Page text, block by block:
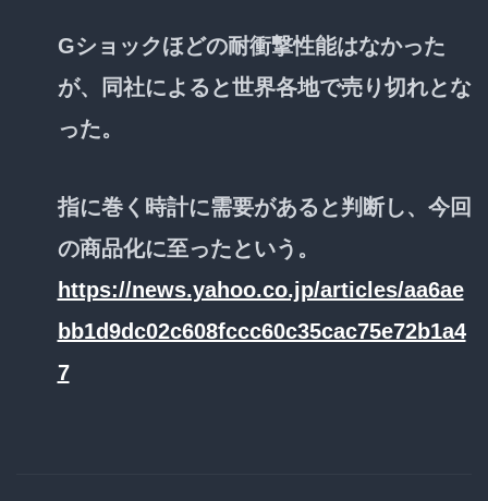
Gショックほどの耐衝撃性能はなかった
が、同社によると世界各地で売り切れとな
った。
指に巻く時計に需要があると判断し、今回
の商品化に至ったという。
https://news.yahoo.co.jp/articles/aa6ae
bb1d9dc02c608fccc60c35cac75e72b1a4
7